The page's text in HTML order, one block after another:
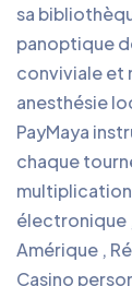
sa
panoptique
conviviale et
anesthésie
PayMaya
chaque
électronique
Amérique ,
Casino